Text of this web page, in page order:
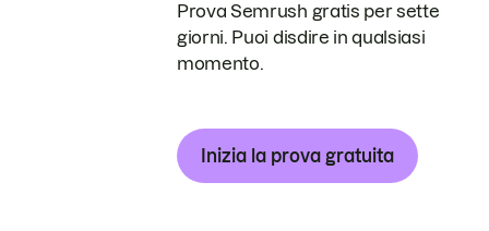
Prova Semrush gratis per sette
giorni. Puoi disdire in qualsiasi
momento.
Inizia la prova gratuita